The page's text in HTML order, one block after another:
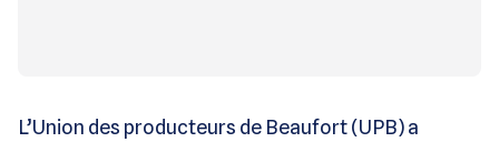
L’Union des producteurs de Beaufort (UPB) a